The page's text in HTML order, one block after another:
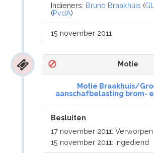
Indieners: Bruno Braakhuis (
(PvdA)
15 november 2011
Motie
Motie Braakhuis/
aanschafbelasting brom-
Besluiten
17 november 2011: Verworpen
15 november 2011: Ingediend